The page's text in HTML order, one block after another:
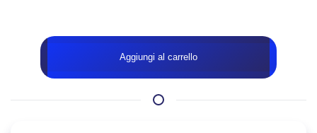
LOGITECH
QUICKCAM
C310
Aggiungi al carrello